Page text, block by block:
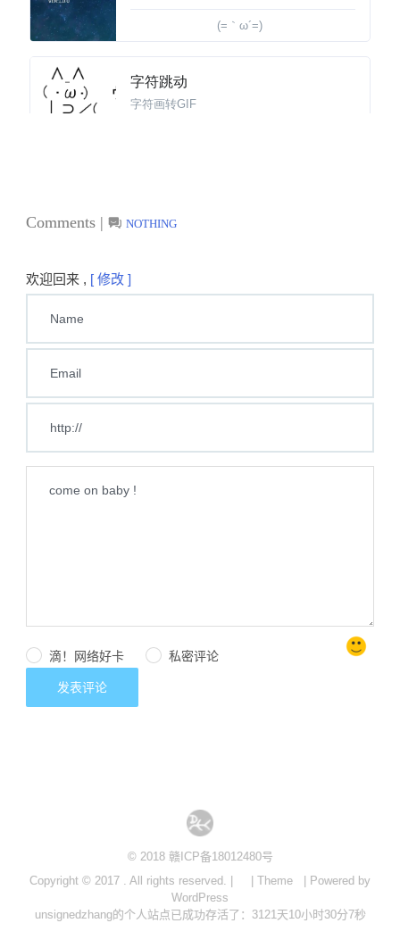
Comments | NOTHING
欢迎回来 , [ 修改 ]
滴！网络好卡 私密评论
© 2018 赣ICP备18012480号
Copyright © 2017 . All rights reserved. | | Theme
| Powered by
WordPress
unsignedzhang的个人站点已成功存活了：3121天10小时30分7秒